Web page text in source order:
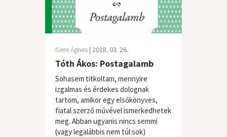
Gere Ágnes | 2018. 03. 26.
Tóth Ákos: Postagalamb
Sohasem titkoltam, mennyire
izgalmas és érdekes dolognak
tartom, amikor egy elsőkönyves,
fiatal szerző művével ismerkedhetek
meg. Abban ugyanis nincs semmi
(vagy legalábbis nem túl sok)